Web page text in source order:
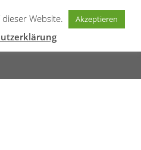
Menü
SUPPORT
Website. Akzeptieren